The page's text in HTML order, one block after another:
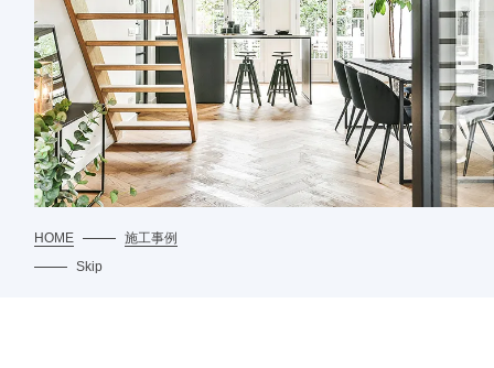
HOME
施工事例
Skip